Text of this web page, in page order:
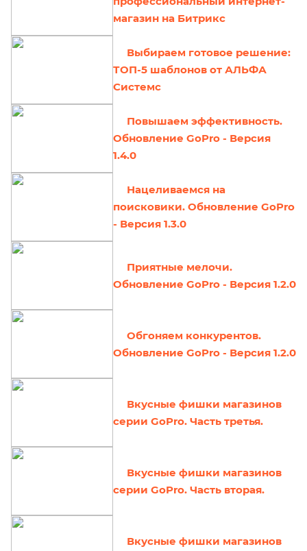
магазин на Битрикс
Выбираем готовое решение:
ТОП-5 шаблонов от АЛЬФА
Системс
Повышаем эффективность.
Обновление GoPro - Версия
1.4.0
Нацеливаемся на
поисковики. Обновление GoPro
- Версия 1.3.0
Приятные мелочи.
Обновление GoPro - Версия 1.2.0
Обгоняем конкурентов.
Обновление GoPro - Версия 1.2.0
Вкусные фишки магазинов
серии GoPro. Часть третья.
Вкусные фишки магазинов
серии GoPro. Часть вторая.
Вкусные фишки магазинов